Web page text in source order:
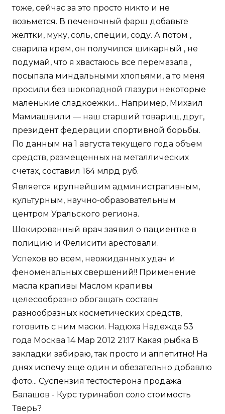
тоже, сейчас за это просто никто и не
возьмется. В печеночный фарш добавьте
желтки, муку, соль, специи, соду. А потом ,
сварила крем, он получился шикарный , не
подумай, что я хвастаюсь все перемазала ,
посыпала миндальными хлопьями, а то меня
просили без шоколадной глазури некоторые
маленькие сладкоежки... Например, Михаил
Мамиашвили — наш старший товарищ, друг,
президент федерации спортивной борьбы.
По данным на 1 августа текущего года объем
средств, размещенных на металлических
счетах, составил 164 млрд руб.
Является крупнейшим административным,
культурным, научно-образовательным
центром Уральского региона.
Шокированный врач заявил о пациентке в
полицию и Фелисити арестовали.
Успехов во всем, неожиданных удач и
феноменальных свершений!! Применение
масла крапивы Маслом крапивы
целесообразно обогащать составы
разнообразных косметических средств,
готовить с ним маски. Надюха Надежда 53
года Москва 14 Мар 2012 21:17 Какая рыбка В
закладки забираю, так просто и аппетитно! На
днях испечу еще один и обезательно добавлю
фото... Суспензия тестостерона продажа
Балашов - Курс туринабол соло стоимость
Тверь?